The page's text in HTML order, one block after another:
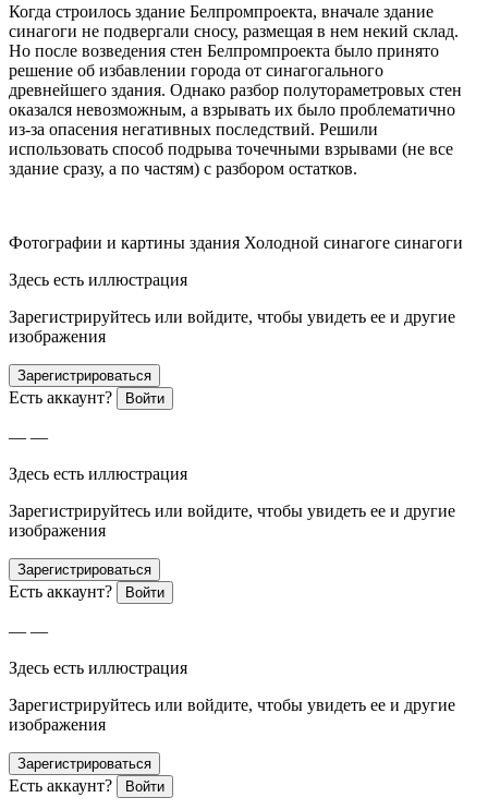
Когда строилось здание Белпромпроекта, вначале здание
синагоги не подвергали сносу, размещая в нем некий склад.
Но после возведения стен Белпромпроекта было принято
решение об избавлении города от синагогального
древнейшего здания. Однако разбор полутораметровых стен
оказался невозможным, а взрывать их было проблематично
из-за опасения негативных последствий. Решили
использовать способ подрыва точечными взрывами (не все
здание сразу, а по частям) с разбором остатков.
Фотографии и картины здания Холодной синагоге синагоги
Здесь есть иллюстрация
Зарегистрируйтесь или войдите, чтобы увидеть ее и другие
изображения
Зарегистрироваться
Есть аккаунт? Войти
— —
Здесь есть иллюстрация
Зарегистрируйтесь или войдите, чтобы увидеть ее и другие
изображения
Зарегистрироваться
Есть аккаунт? Войти
— —
Здесь есть иллюстрация
Зарегистрируйтесь или войдите, чтобы увидеть ее и другие
изображения
Зарегистрироваться
Есть аккаунт? Войти